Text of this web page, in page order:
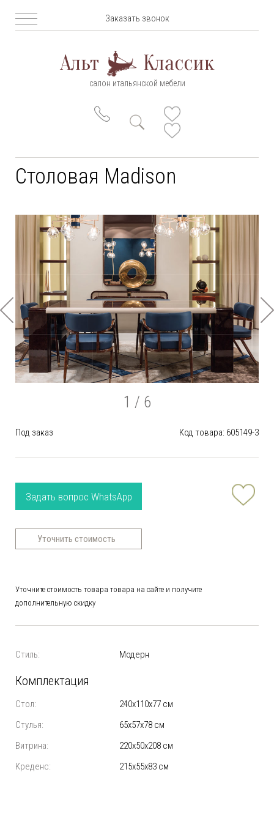
Заказать звонок
салон итальянской мебели
1 / 6
Столовая Madison
Под заказ Код товара: 605149-3
Задать вопрос WhatsApp
Уточнить стоимость
Уточните стоимость товара товара на сайте и получите
дополнительную скидку
Стиль: Модерн
Комплектация
Стол:
240х110х77 см
Стулья:
65х57х78 см
Витрина:
220х50х208 см
Креденс:
215х55х83 см